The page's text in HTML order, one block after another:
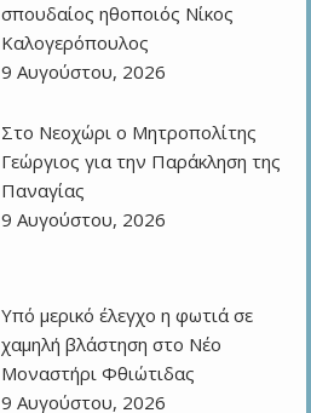
σπουδαίος ηθοποιός Νίκος
Καλογερόπουλος
9 Αυγούστου, 2026
Στο Νεοχώρι ο Μητροπολίτης
Γεώργιος για την Παράκληση της
Παναγίας
9 Αυγούστου, 2026
Υπό μερικό έλεγχο η φωτιά σε
χαμηλή βλάστηση στο Νέο
Μοναστήρι Φθιώτιδας
9 Αυγούστου, 2026